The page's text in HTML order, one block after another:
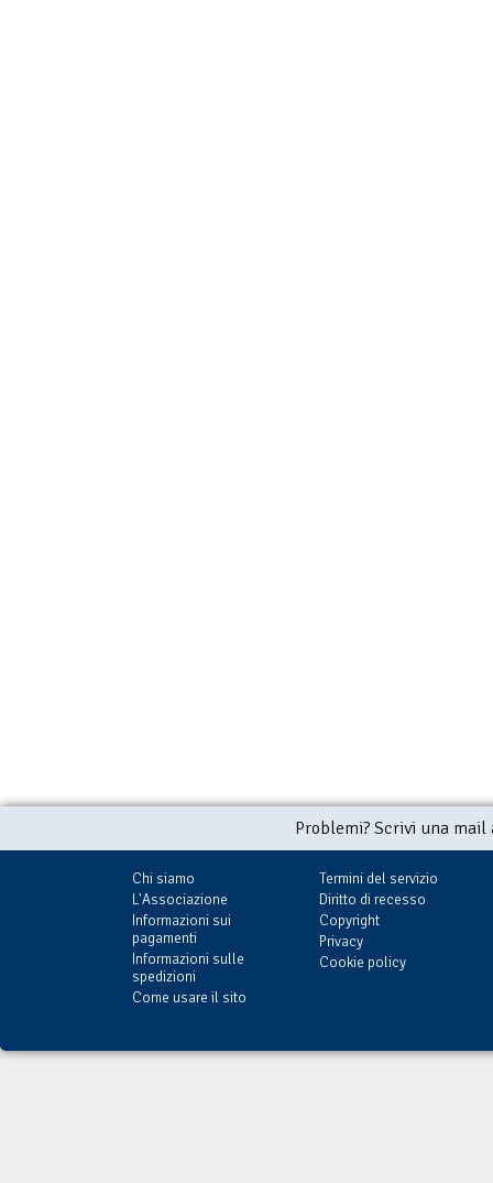
Problemi? Scrivi una
Chi siamo
L'Associazione
Informazioni sui
pagamenti
Informazioni sulle
spedizioni
Come usare il sito
Termini del servizio
Diritto di recesso
Copyright
Privacy
Cookie policy